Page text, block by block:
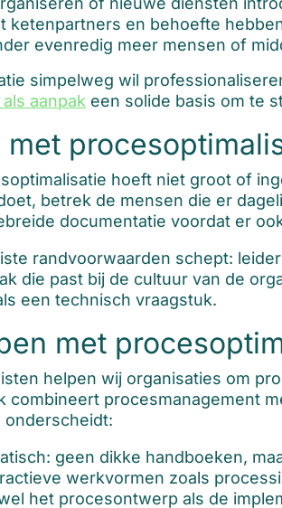
ketenpartners en behoefte
evenredig meer mensen of
simpelweg wil
aanpak een solide basis om te
met
hoeft niet groot of
betrek de mensen die er
documentatie voordat er
randvoorwaarden schept:
die past bij de cultuur van de
een technisch vraagstuk.
met
helpen wij organisaties om
combineert procesmanagement
onderscheidt:
geen dikke handboeken,
werkvormen zoals
het procesontwerp als de